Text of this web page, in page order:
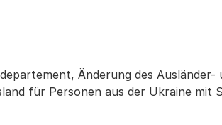
Änderung des
für Personen aus der Ukraine mit